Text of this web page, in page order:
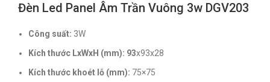
Đèn Led Panel Âm Trần Vuông 3w DGV203
Công suất: 3W
Kích thước LxWxH (mm): 93x93x28
Kích thước khoét lỗ (mm): 75×75